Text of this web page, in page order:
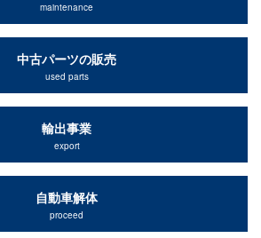
maintenance
中古パーツの販売
used parts
輸出事業
export
自動車解体
proceed